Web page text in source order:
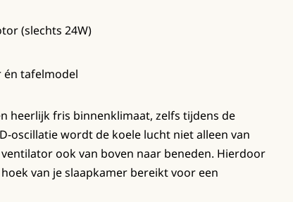
(slechts 24W)
én tafelmodel
heerlijk fris binnenklimaat, zelfs tijdens de
oscillatie wordt de koele lucht niet alleen van
ook van boven naar beneden. Hierdoor
van je slaapkamer bereikt voor een